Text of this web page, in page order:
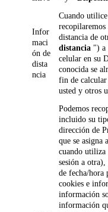
Infor
maci
ón de
dista
ncia
Cuando
distancia de
distancia ") a
celular en su
conocida se
fin de
usted y otros
Podemos
incluido su
dirección de
que se asigna
cuando utiliza
sesión a
de fecha/hora
cookies e
información
información